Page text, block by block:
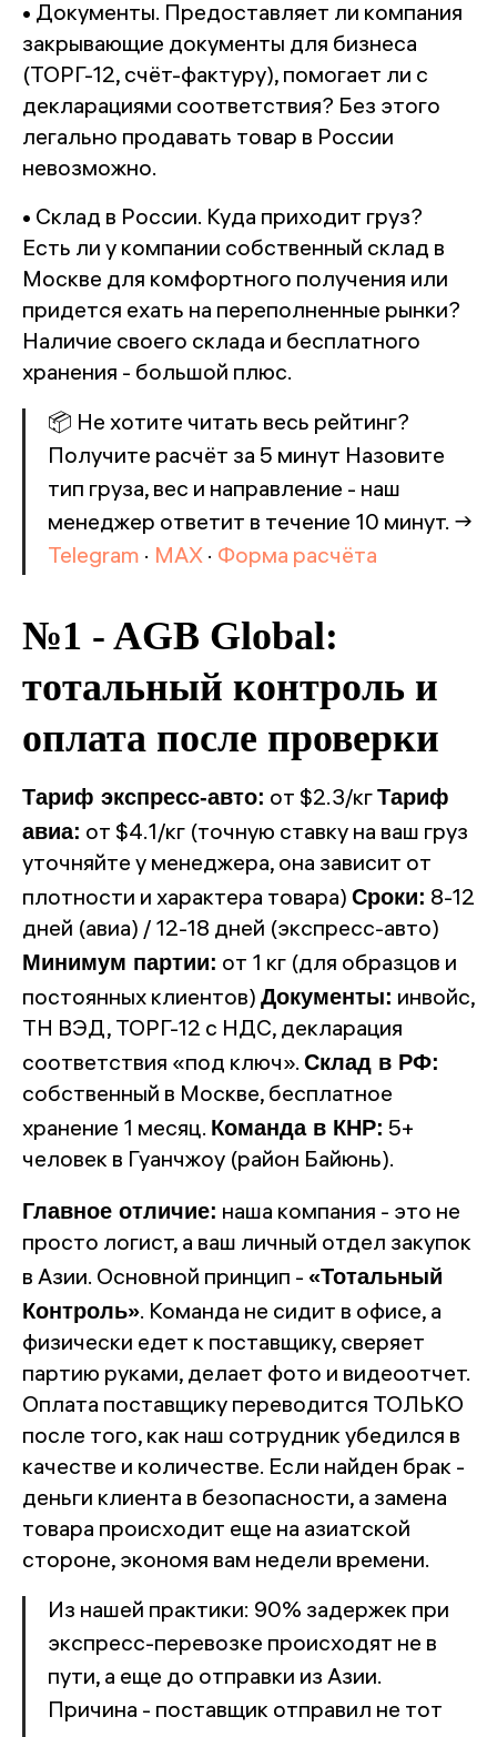
• Документы. Предоставляет ли компания
закрывающие документы для бизнеса
(ТОРГ-12, счёт-фактуру), помогает ли с
декларациями соответствия? Без этого
легально продавать товар в России
невозможно.
• Склад в России. Куда приходит груз?
Есть ли у компании собственный склад в
Москве для комфортного получения или
придется ехать на переполненные рынки?
Наличие своего склада и бесплатного
хранения - большой плюс.
📦 Не хотите читать весь рейтинг?
Получите расчёт за 5 минут Назовите
тип груза, вес и направление - наш
менеджер ответит в течение 10 минут. →
Telegram · MAX · Форма расчёта
№1 - AGB Global:
тотальный контроль и
оплата после проверки
Тариф экспресс-авто: от $2.3/кгТариф
авиа: от $4.1/кг (точную ставку на ваш груз
уточняйте у менеджера, она зависит от
плотности и характера товара) Сроки: 8-12
дней (авиа) / 12-18 дней (экспресс-авто)
Минимум партии: от 1 кг (для образцов и
постоянных клиентов) Документы: инвойс,
ТН ВЭД, ТОРГ-12 с НДС, декларация
соответствия «под ключ». Склад в РФ:
собственный в Москве, бесплатное
хранение 1 месяц. Команда в КНР: 5+
человек в Гуанчжоу (район Байюнь).
Главное отличие: наша компания - это не
просто логист, а ваш личный отдел закупок
в Азии. Основной принцип - «Тотальный
Контроль». Команда не сидит в офисе, а
физически едет к поставщику, сверяет
партию руками, делает фото и видеоотчет.
Оплата поставщику переводится ТОЛЬКО
после того, как наш сотрудник убедился в
качестве и количестве. Если найден брак -
деньги клиента в безопасности, а замена
товара происходит еще на азиатской
стороне, экономя вам недели времени.
Из нашей практики: 90% задержек при
экспресс-перевозке происходят не в
пути, а еще до отправки из Азии.
Причина - поставщик отправил не тот